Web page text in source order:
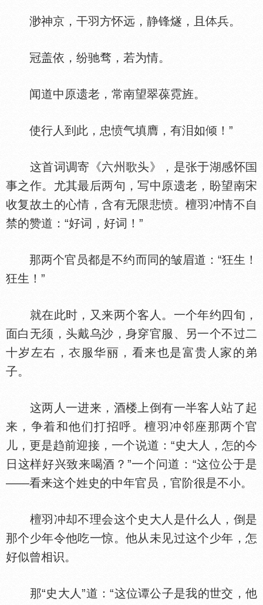
渺神京，干羽方怀远，静锋燧，且 兵。
冠盖依，纷驰骛，若为情。
闻道中原遗老，常南望翠葆霓旌。
使行人到此，忠愤气填膺，有泪如倾！”
这首词调寄《六州歌头》，是张于湖感怀
事之作。尤其最后两句，写中原遗老，盼望南宋
收复故土的心情，含有无限悲愤。檀羽冲情不自
禁的赞道：“好词，好词！”
那两个官员都是不约而同的皱眉道：“狂生！
狂生！”
就在此时，又来两个客人。一个年约四旬，
面白无须，头戴乌沙，身穿官服、另一个不过二
十岁左右，
服华丽，看来也是富贵人家的弟
子。
这两人一进来，酒楼上倒有一半客人站了起
来，争着和他们打招呼。檀羽冲邻座那两个官
儿，更是趋前迎接，一个说道：“史大人，怎的今
日这样好兴致来喝酒？”一个问道：“这位公于是
——看来这个姓史的中年官员，官阶很是不小。
檀羽冲却不理会这个史大人是什么人，倒是
那个少年令他吃一惊。他从未见过这个少年，怎
好似曾相识。
那“史大人”道：“这位谭公子是我的世交，他